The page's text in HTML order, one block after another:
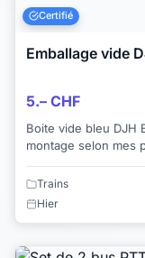
Certifié
Emballage vide
5.– CHF
Boite vide bleu DJH
montage selon mes photos . Paiement par
(Twint pas
Trains
Hier